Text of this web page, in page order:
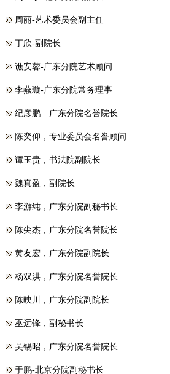
周丽-艺术委员会副主任
丁欣-副院长
谯安蓉-广东分院艺术顾问
李燕璇-广东分院常务理事
纪彦鹏—广东分院名誉院长
​陈奕仰，专业委员会名誉顾问
谭玉贵，书法院副院长
魏真盈，副院长
李游纯，广东分院副秘书长
陈尖杰，广东分院名誉院长
黄友宏，广东分院副院长
杨双洪，广东分院名誉院长
陈映川，广东分院副院长
巫远锋，副秘书长
吴锡昭，广东分院名誉院长
于鹏-北京分院副秘书长